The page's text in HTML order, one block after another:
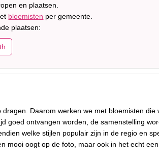
en plaatsen.
bloemisten per gemeente.
plaatsen:
Daarom werken we met bloemisten die
goed ontvangen worden, de samenstelling
welke stijlen populair zijn in de regio en
mooi oogt op de foto, maar ook in het echt